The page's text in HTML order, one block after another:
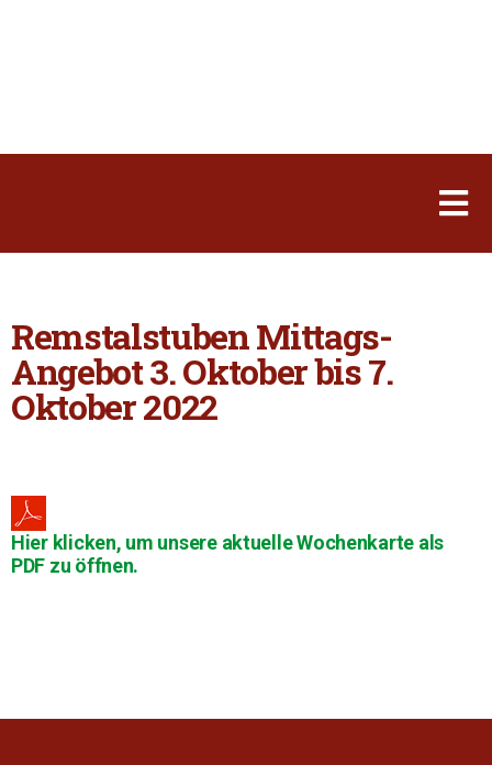
Remstalstuben Mittags-
Angebot 3. Oktober bis 7.
Oktober 2022
Hier klicken, um unsere aktuelle Wochenkarte als
PDF zu öffnen.